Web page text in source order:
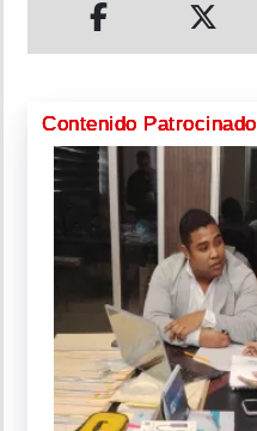
Contenido Patrocinado